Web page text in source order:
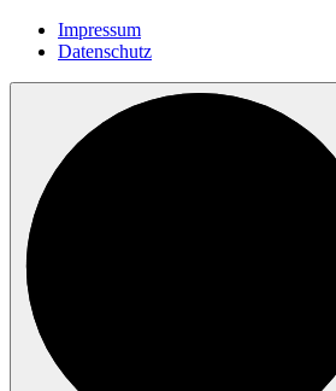
Impressum
Datenschutz